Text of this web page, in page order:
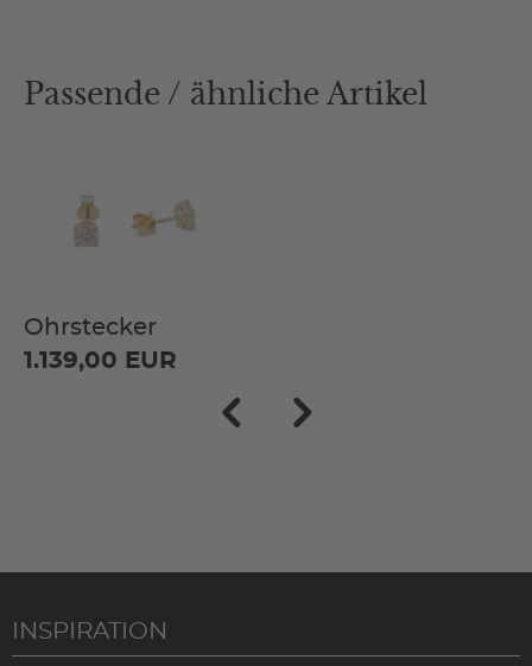
Passende / ähnliche Artikel
Ohrstecker
1.139,00 EUR
INSPIRATION